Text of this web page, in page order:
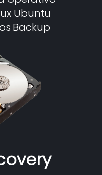
Ubuntu
Backup